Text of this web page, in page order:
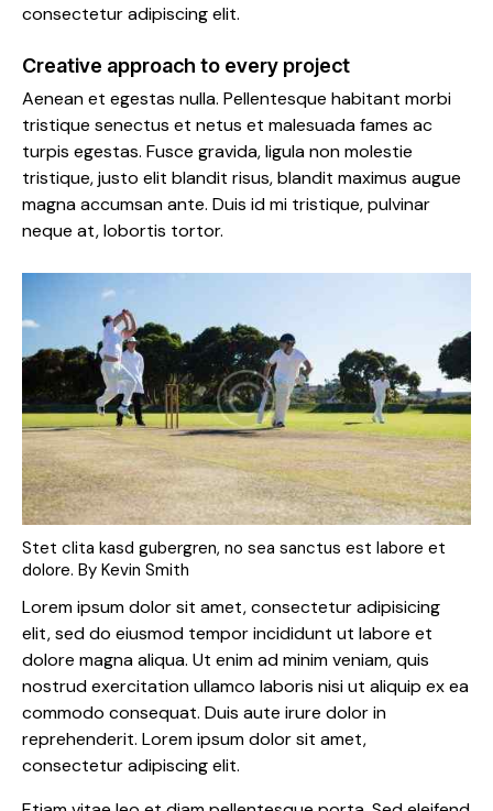
consectetur adipiscing elit.
Creative approach to every project
Aenean et egestas nulla. Pellentesque habitant morbi
tristique senectus et netus et malesuada fames ac
turpis egestas. Fusce gravida, ligula non molestie
tristique, justo elit blandit risus, blandit maximus augue
magna accumsan ante. Duis id mi tristique, pulvinar
neque at, lobortis tortor.
Stet clita kasd gubergren, no sea sanctus est labore et
dolore. By Kevin Smith
Lorem ipsum dolor sit amet, consectetur adipisicing
elit, sed do eiusmod tempor incididunt ut labore et
dolore magna aliqua. Ut enim ad minim veniam, quis
nostrud exercitation ullamco laboris nisi ut aliquip ex ea
commodo consequat. Duis aute irure dolor in
reprehenderit. Lorem ipsum dolor sit amet,
consectetur adipiscing elit.